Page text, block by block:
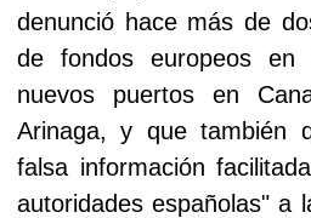
denunció hace más de
de fondos europeos en
nuevos puertos en
Arinaga, y que también
falsa información
autoridades españolas" a